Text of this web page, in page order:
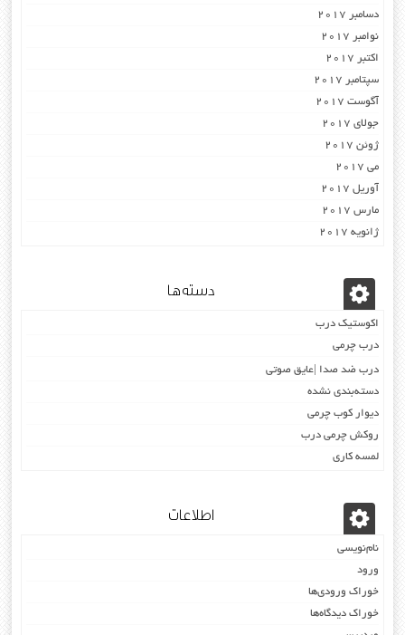
دسامبر 2017
نوامبر 2017
اکتبر 2017
سپتامبر 2017
آگوست 2017
جولای 2017
ژوئن 2017
می 2017
آوریل 2017
مارس 2017
ژانویه 2017
دسته‌ها
اکوستیک درب
درب چرمی
درب ضد صدا |عایق صوتی
دسته‌بندی نشده
دیوار کوب چرمی
روکش چرمی درب
لمسه کاری
اطلاعات
نام‌نویسی
ورود
خوراک ورودی‌ها
خوراک دیدگاه‌ها